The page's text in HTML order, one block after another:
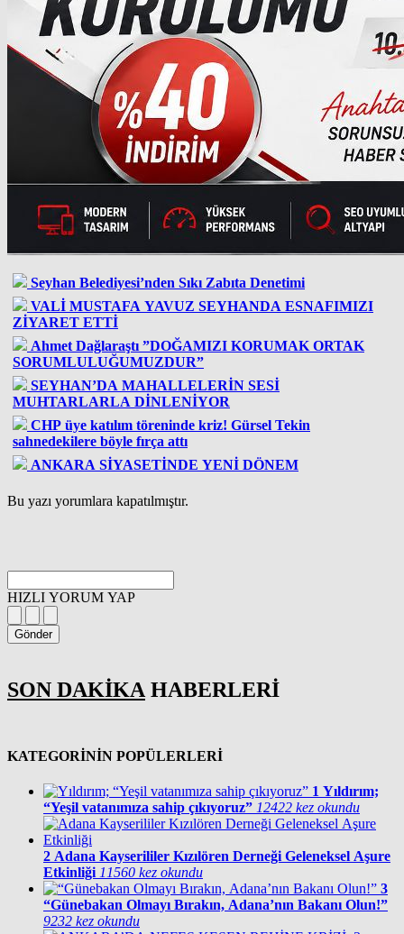
Seyhan Belediyesi’nden Sıkı Zabıta Denetimi
VALİ MUSTAFA YAVUZ SEYHANDA ESNAFIMIZI
ZİYARET ETTİ
Ahmet Dağlaraştı ”DOĞAMIZI KORUMAK ORTAK
SORUMLULUĞUMUZDUR”
SEYHAN’DA MAHALLELERİN SESİ
MUHTARLARLA DİNLENİYOR
CHP üye katılım töreninde kriz! Gürsel Tekin
sahnedekilere böyle fırça attı
ANKARA SİYASETİNDE YENİ DÖNEM
Bu yazı yorumlara kapatılmıştır.
HIZLI YORUM YAP
Gönder
SON DAKİKA HABERLERİ
KATEGORİNİN POPÜLERLERİ
1 Yıldırım;
“Yeşil vatanımıza sahip çıkıyoruz” 12422 kez okundu
2 Adana Kayserililer Kızılören Derneği Geleneksel Aşure
Etkinliği 11560 kez okundu
3
“Günebakan Olmayı Bırakın, Adana’nın Bakanı Olun!”
9232 kez okundu